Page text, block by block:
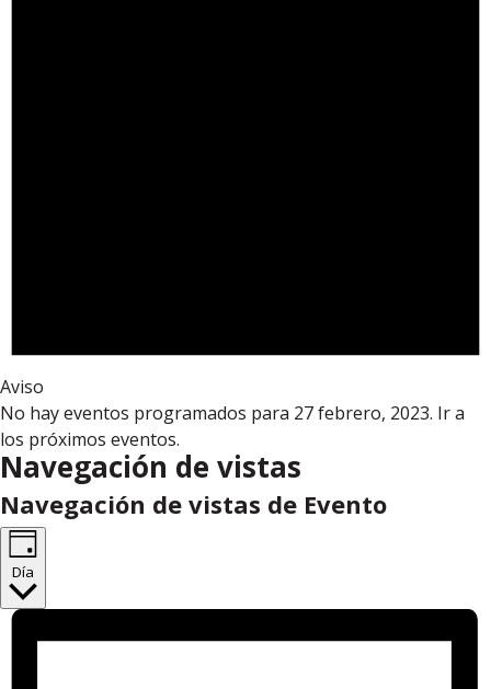
Aviso
No hay eventos programados para 27 febrero, 2023. Ir a
los próximos eventos.
Navegación de vistas
Navegación de vistas de Evento
Día